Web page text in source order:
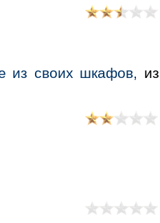
из своих шкафов, из